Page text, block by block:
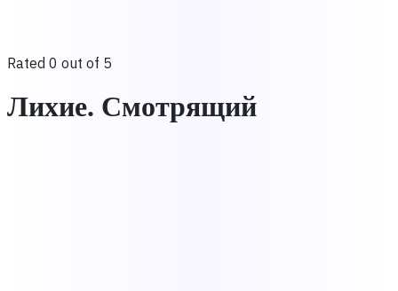
Rated 0 out of 5
Лихие. Смотрящий